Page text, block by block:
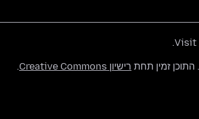
Visit
.
רישיון Creative Commons .